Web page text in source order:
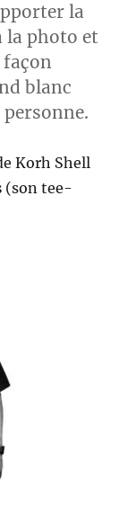
la
la photo et
façon
blanc
Korh Shell
(son tee-